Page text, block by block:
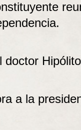
doctor
a la